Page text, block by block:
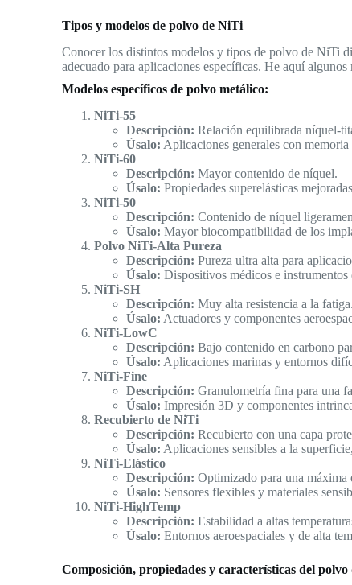
Tipos y modelos de polvo de NiTi
Conocer los distintos modelos y tipos de polvo de NiTi
adecuado para aplicaciones específicas. He aquí algunos
Modelos específicos de polvo metálico:
NiTi-55
Descripción: Relación equilibrada níquel-
Úsalo: Aplicaciones generales con
NiTi-60
Descripción: Mayor contenido de níquel.
Úsalo: Propiedades superelásticas
NiTi-50
Descripción: Contenido de níquel
Úsalo: Mayor biocompatibilidad de los
Polvo NiTi-Alta Pureza
Descripción: Pureza ultra alta para
Úsalo: Dispositivos médicos e instrumentos
NiTi-SH
Descripción: Muy alta resistencia a la fatiga.
Úsalo: Actuadores y componentes
NiTi-LowC
Descripción: Bajo contenido en carbono
Úsalo: Aplicaciones marinas y entornos
NiTi-Fine
Descripción: Granulometría fina para una
Úsalo: Impresión 3D y componentes
Recubierto de NiTi
Descripción: Recubierto con una capa
Úsalo: Aplicaciones sensibles a la
NiTi-Elástico
Descripción: Optimizado para una máxima
Úsalo: Sensores flexibles y materiales
NiTi-HighTemp
Descripción: Estabilidad a altas
Úsalo: Entornos aeroespaciales y de alta
Composición, propiedades y características del